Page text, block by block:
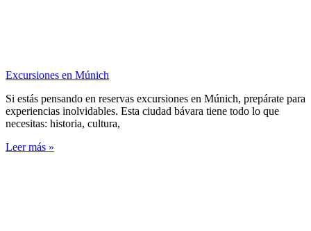
Excursiones en Múnich
Si estás pensando en reservas excursiones en Múnich, prepárate para
experiencias inolvidables. Esta ciudad bávara tiene todo lo que
necesitas: historia, cultura,
Leer más »